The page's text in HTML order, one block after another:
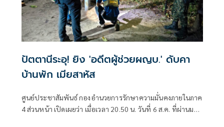
ปัตตานีระอุ! ยิง 'อดีตผู้ช่วยผญบ.' ดับคา
บ้านพัก เมียสาหัส
ศูนย์ประชาสัมพันธ์ กองอำนวยการรักษาความมั่นคงภายในภาค
4 ส่วนหน้า เปิดเผยว่า เมื่อเวลา 20.50 น. วันที่ 6 ส.ค. ที่ผ่านมา